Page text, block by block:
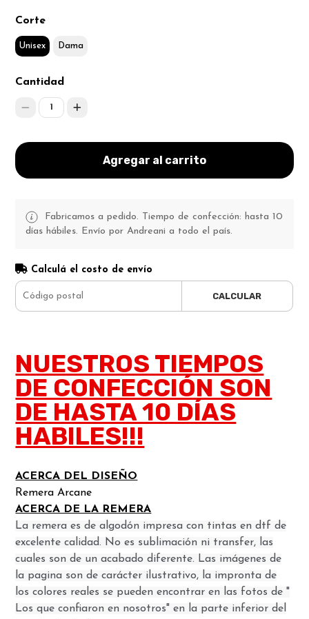
Corte
Unisex Dama
Cantidad
1
Agregar al carrito
Fabricamos a pedido. Tiempo de confección: hasta 10
días hábiles. Envío por Andreani a todo el país.
Calculá el costo de envío
CALCULAR
NUESTROS TIEMPOS
DE CONFECCIÓN SON
DE HASTA 10 DÍAS
HABILES!!!
ACERCA DEL DISEÑO
Remera Arcane
ACERCA DE LA REMERA
La remera es de algodón impresa con tintas en dtf de
excelente calidad. No es sublimación ni transfer, las
cuales son de un acabado diferente. Las imágenes de
la pagina son de carácter ilustrativo, la impronta de
los colores reales se pueden encontrar en las fotos de "
Los que confiaron en nosotros" en la parte inferior del